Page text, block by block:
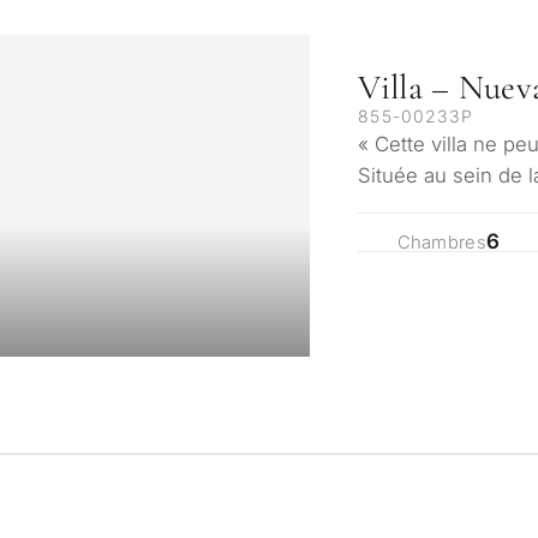
Villa –
855-00233P
« Cette villa ne
Située au sein de
Chambres6
à
Résidence